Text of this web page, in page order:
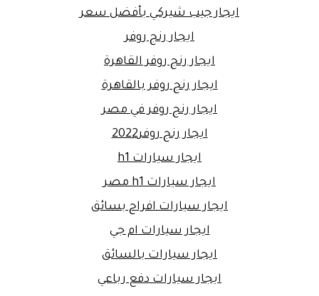
ايجار جيب شيركي بأفضل سعر
ايجار رنج روفر
ايجار رنج روفر القاهرة
ايجار رنج روفر بالقاهرة
ايجار رنج روفر في مصر
ايجار رنج روفر2022
ايجار سيارات h1
ايجار سيارات h1 مصر
ايجار سيارات افراح بسائق
ايجار سيارات ام جي
ايجار سيارات بالسائق
ايجار سيارات دفع رباعي